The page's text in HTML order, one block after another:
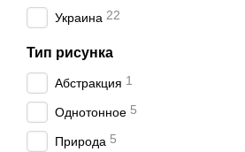
Украина 22
Тип рисунка
Абстракция 1
Однотонное 5
Природа 5